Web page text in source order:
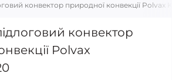
конвектор природної конвекції Polvax
конвектор
Polvax